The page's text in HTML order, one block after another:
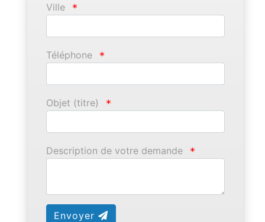
Ville *
Téléphone *
Objet (titre) *
Description de votre demande *
Envoyer